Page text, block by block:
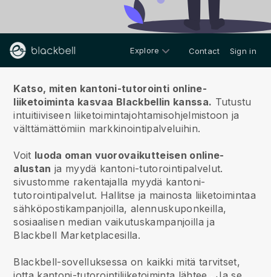
Explore Contact Sign in
Katso, miten kantoni-tutorointi online-
liiketoiminta kasvaa Blackbellin kanssa. Tutustu
intuitiiviseen liiketoimintajohtamisohjelmistoon ja
välttämättömiin markkinointipalveluihin.
Voit luoda oman vuorovaikutteisen online-
alustan ja myydä kantoni-tutorointipalvelut.
sivustomme rakentajalla myydä kantoni-
tutorointipalvelut. Hallitse ja mainosta liiketoimintaa
sähköpostikampanjoilla, alennuskuponkeilla,
sosiaalisen median vaikutuskampanjoilla ja
Blackbell Marketplacesilla.
Blackbell-sovelluksessa on kaikki mitä tarvitset,